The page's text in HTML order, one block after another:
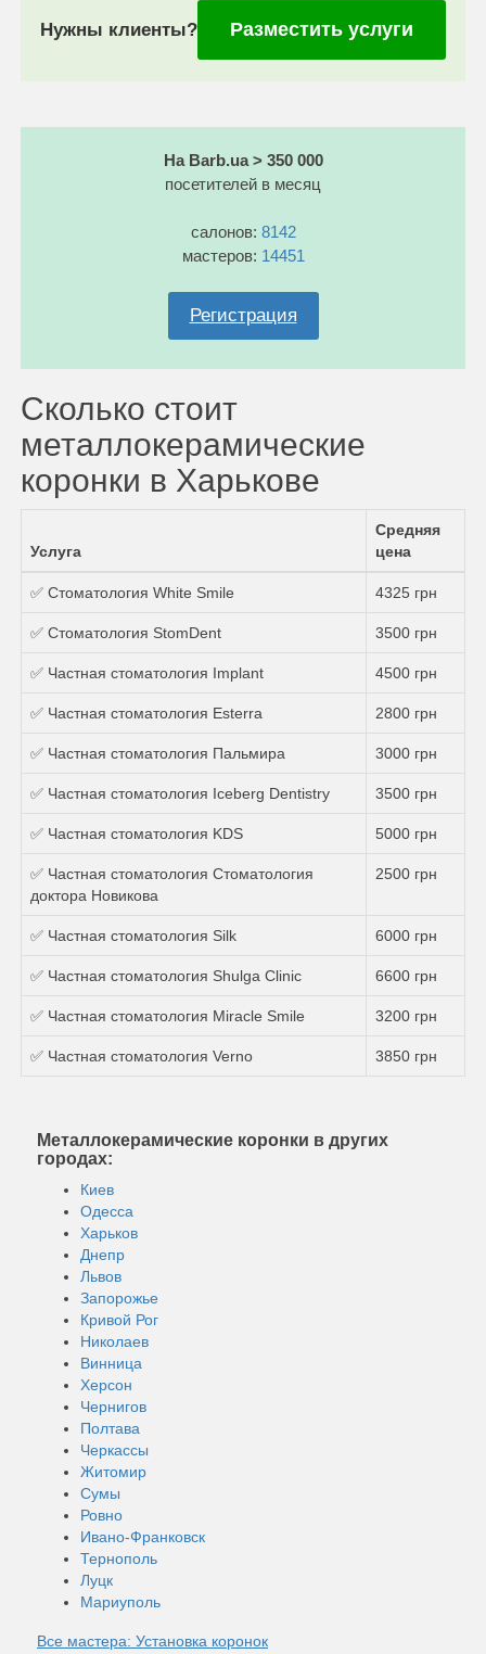
Нужны клиенты? Разместить услуги
На Barb.ua > 350 000
посетителей в месяц
салонов: 8142
мастеров: 14451
Регистрация
Сколько стоит
металлокерамические
коронки в Харькове
Услуга
Средняя
цена
✅ Стоматология White Smile 4325 грн
✅ Стоматология StomDent 3500 грн
✅ Частная стоматология Implant 4500 грн
✅ Частная стоматология Esterra 2800 грн
✅ Частная стоматология Пальмира 3000 грн
✅ Частная стоматология Iceberg Dentistry 3500 грн
✅ Частная стоматология KDS 5000 грн
✅ Частная стоматология Стоматология
доктора Новикова
2500 грн
✅ Частная стоматология Silk 6000 грн
✅ Частная стоматология Shulga Clinic 6600 грн
✅ Частная стоматология Miracle Smile 3200 грн
✅ Частная стоматология Verno 3850 грн
Металлокерамические коронки в других
городах:
Киев
Одесса
Харьков
Днепр
Львов
Запорожье
Кривой Рог
Николаев
Винница
Херсон
Чернигов
Полтава
Черкассы
Житомир
Сумы
Ровно
Ивано-Франковск
Тернополь
Луцк
Мариуполь
Все мастера: Установка коронок